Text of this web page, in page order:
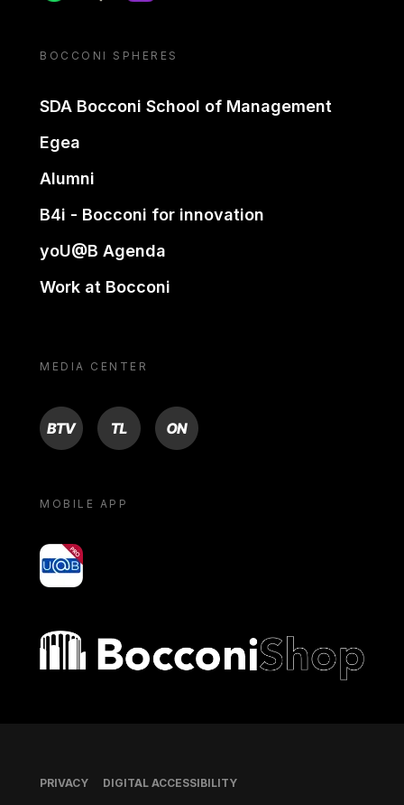
BOCCONI SPHERES
SDA Bocconi School of Management
Egea
Alumni
B4i - Bocconi for innovation
yoU@B Agenda
Work at Bocconi
MEDIA CENTER
BTV TL ON
MOBILE APP
yoU@B
Bocconi shop
Footer
PRIVACY DIGITAL ACCESSIBILITY